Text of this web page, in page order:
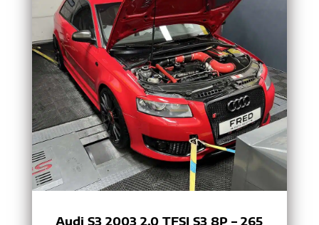
Audi S3 2003 2.0 TFSI S3 8P – 265